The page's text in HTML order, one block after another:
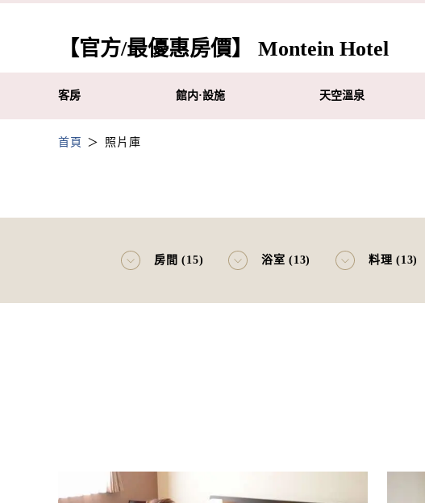
【官方/最優惠房價】 Montein Hotel
客房 館内·設施 天空溫泉
首頁 照片庫
房間 (15) 浴室 (13) 料理 (13)